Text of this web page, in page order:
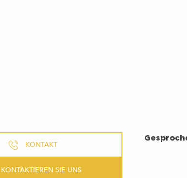
KONTAKT
KONTAKTIEREN SIE UNS